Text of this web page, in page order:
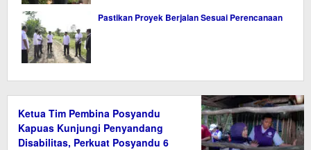
Pastikan Proyek Berjalan Sesuai Perencanaan
Ketua Tim Pembina Posyandu
Kapuas Kunjungi Penyandang
Disabilitas, Perkuat Posyandu 6